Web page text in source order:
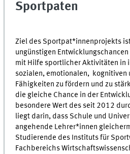
Sportpaten
Ziel des Sportpat*innenprojekts
ungünstigen
mit Hilfe sportlicher Aktivitäten in
sozialen, emotionalen, kognitiven
Fähigkeiten zu fördern und zu
die gleiche Chance in der
besondere Wert des seit 2012
liegt darin, dass Schule und
angehende Lehrer*innen
Studierende des Instituts für
Fachbereichs